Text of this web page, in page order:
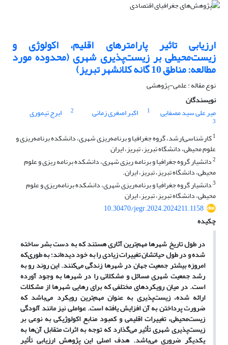
ارزیابی تاثیر پارامترهای اقلیم، اکولوژی و
زیست‌محیطی بر زیست‌پذیری شهری (محدوده مورد
مطالعه: مناطق 10 گانه کلانشهر تبریز)
نوع مقاله : علمی-پژوهشی
نویسندگان
میر علی سید مصفایی
1 اکبر اصغری زمانی 2 ایرج تیموری
3
1کارشناسی‌ارشد، گروه جغرافیا و برنامه‌ریزی شهری، دانشکده برنامه‌ریزی و
علوم محیطی، دانشگاه تبریز، تبریز، ایران
2دانشیار گروه جغرافیا و برنامه ریزی شهری، دانشکده برنامه ریزی و علوم
محیطی، دانشگاه تبریز، تبریز، ایران.
3دانشیار گروه جغرافیا و برنامه‌ریزی شهری، دانشکده برنامه‌ریزی و علوم
محیطی، دانشگاه تبریز، تبریز، ایران
10.30470/jegr.2024.2024211.1158
چکیده
در طول تاریخ شهرها مهم‌ترین آثاری هستند که به دست بشر ساخته
شده و در طول حیاتشان تغییرات زیادی را به خود دیده‌اند؛ به طوری‌که
امروزه بیشتر جمعیت جهان در شهرها زندگی می‌کنند. این روند رو به
رشد جمعیت شهری مسائل و مشکلاتی را در شهرها به وجود آورده
است. در میان رویکردهای مختلفی که برای رهایی شهرها از مشکلات
ارائه شده، زیست‌پذیری به عنوان مهم‌ترین رویکرد می‌باشد که
ضرورت پرداختن به آن افزایش یافته است. عواملی نیز مانند آلودگی
زیست‌محیطی، تغییرات اقلیمی و کمبود منابع اکولوژیکی به نوعی بر
زیست‌پذیری شهری تأثیر می‌گذارد که توجه به اثرات متقابل آن‌ها به
یکدیگر ضروری می‌باشد. هدف اصلی این پژوهش ارزیابی تأثیر